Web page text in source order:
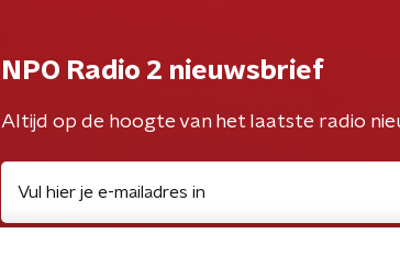
NPO Radio 2 nieuwsbrief
Altijd op de hoogte van het laatste radio